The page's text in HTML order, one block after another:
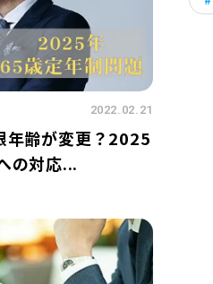
2022.02.21
年齢が変更？2025
の対応...